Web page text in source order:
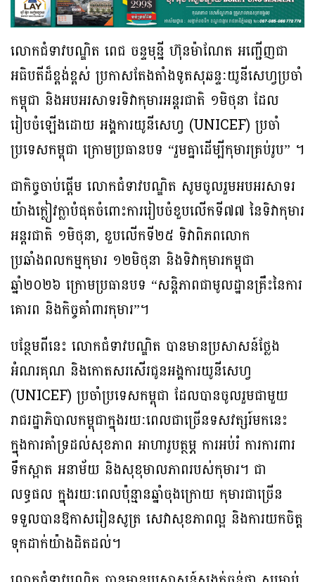
លោកជំទាវបណ្ឌិត ពេជ ចន្ទមុន្នី ហ៊ុនម៉ាណែត អញ្ជើញជា
អធិបតីដ៏ខ្ពង់ខ្ពស់ ប្រកាសតែងតាំងទូតសុឆន្ទៈយូនីសេហ្វប្រចាំ
កម្ពុជា និងអបអរសាទរទិវាកុមារអន្តរជាតិ ១មិថុនា ដែល
រៀបចំឡើងដោយ អង្គការយូនីសេហ្វ (UNICEF) ប្រចាំ
ប្រទេសកម្ពុជា ក្រោមប្រធានបទ “រួមគ្នាដើម្បីកុមារគ្រប់រូប” ។
ជាកិច្ចចាប់ផ្តើម លោកជំទាវបណ្ឌិត សូមចូលរួមអបអរសាទរ
យ៉ាងក្លៀវក្លាបំផុតចំពោះការរៀបចំខួបលើកទី៧៧ នៃទិវាកុមារ
អន្តរជាតិ ១មិថុនា, ខួបលើកទី២៥ ទិវាពិភពលោក
ប្រឆាំងពលកម្មកុមារ ១២មិថុនា និងទិវាកុមារកម្ពុជា
ឆ្នាំ២០២៦ ក្រោមប្រធានបទ “សន្តិភាពជាមូលដ្ឋានគ្រឹះនៃការ
គោរព និងកិច្ចគាំពារកុមារ”។
បន្ថែមពីនេះ លោកជំទាវបណ្ឌិត បានមានប្រសាសន៍ថ្លែង
អំណរគុណ និងកោតសរសើរជូនអង្គការយូនីសេហ្វ
(UNICEF) ប្រចាំប្រទេសកម្ពុជា ដែលបានចូលរួមជាមួយ
រាជរដ្ឋាភិបាលកម្ពុជាក្នុងរយៈពេលជាច្រើនទសវត្សរ៍មកនេះ
ក្នុងការគាំទ្រដល់សុខភាព អាហារូបត្ថម្ភ ការអប់រំ ការការពារ
ទឹកស្អាត អនាម័យ និងសុខុមាលភាពរបស់កុមារ។ ជា
លទ្ធផល ក្នុងរយៈពេលប៉ុន្មានឆ្នាំចុងក្រោយ កុមារជាច្រើន
ទទួលបានឱកាសរៀនសូត្រ សេវាសុខភាពល្អ និងការយកចិត្ត
ទុកដាក់យ៉ាងដិតដល់។